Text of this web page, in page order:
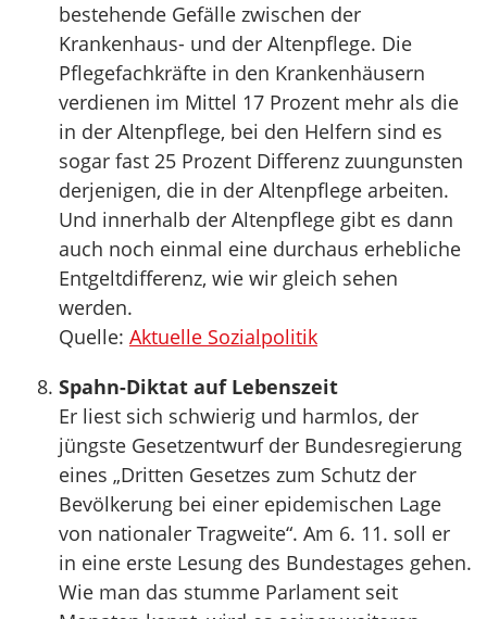
bestehende Gefälle zwischen der
Krankenhaus- und der Altenpflege. Die
Pflegefachkräfte in den Krankenhäusern
verdienen im Mittel 17 Prozent mehr als die
in der Altenpflege, bei den Helfern sind es
sogar fast 25 Prozent Differenz zuungunsten
derjenigen, die in der Altenpflege arbeiten.
Und innerhalb der Altenpflege gibt es dann
auch noch einmal eine durchaus erhebliche
Entgeltdifferenz, wie wir gleich sehen
werden.
Quelle: Aktuelle Sozialpolitik
Spahn-Diktat auf Lebenszeit
Er liest sich schwierig und harmlos, der
jüngste Gesetzentwurf der Bundesregierung
eines „Dritten Gesetzes zum Schutz der
Bevölkerung bei einer epidemischen Lage
von nationaler Tragweite“. Am 6. 11. soll er
in eine erste Lesung des Bundestages gehen.
Wie man das stumme Parlament seit